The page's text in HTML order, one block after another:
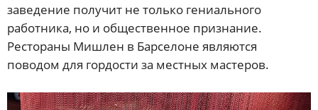
заведение получит не только гениального
работника, но и общественное признание.
Рестораны Мишлен в Барселоне являются
поводом для гордости за местных мастеров.